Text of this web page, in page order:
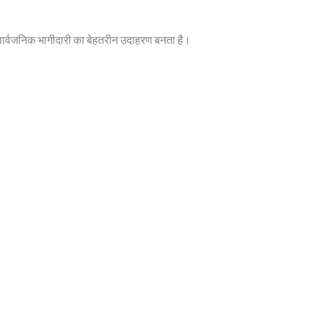
भागीदारी का बेहतरीन उदाहरण बनता है।